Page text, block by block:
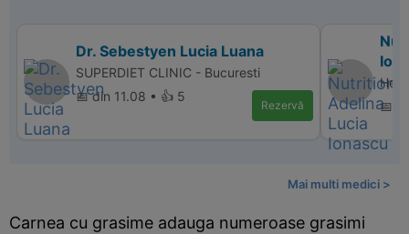
Dr. Sebestyen Lucia Luana
SUPERDIET CLINIC - Bucuresti
📅 din 11.08 • 👍 5
Rezervă
📅
Mai multi medici >
Carnea cu grasime adauga numeroase grasimi